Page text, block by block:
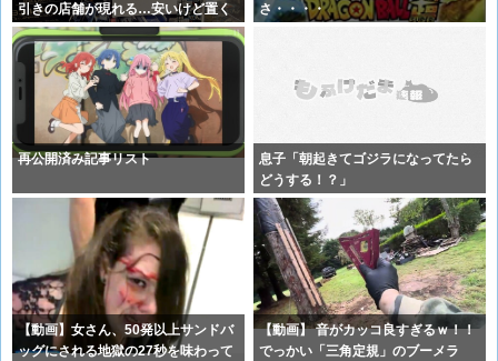
引きの店舗が現れる…安いけど置く
場
さ・・・・
再公開済み記事リスト
息子「朝起きてゴジラになってたら
どうする！？」
【動画】女さん、50発以上サンドバ
ッグにされる地獄の27秒を味わって
【動画】 音がカッコ良すぎるｗ！！
でっかい「三角定規」のブーメラ